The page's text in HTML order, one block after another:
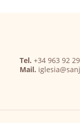
Tel. +34 963 92
Mail.